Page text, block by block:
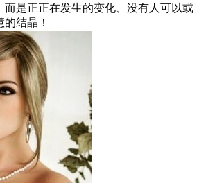
而是正正在发生的变化、没有人可以或
结晶！